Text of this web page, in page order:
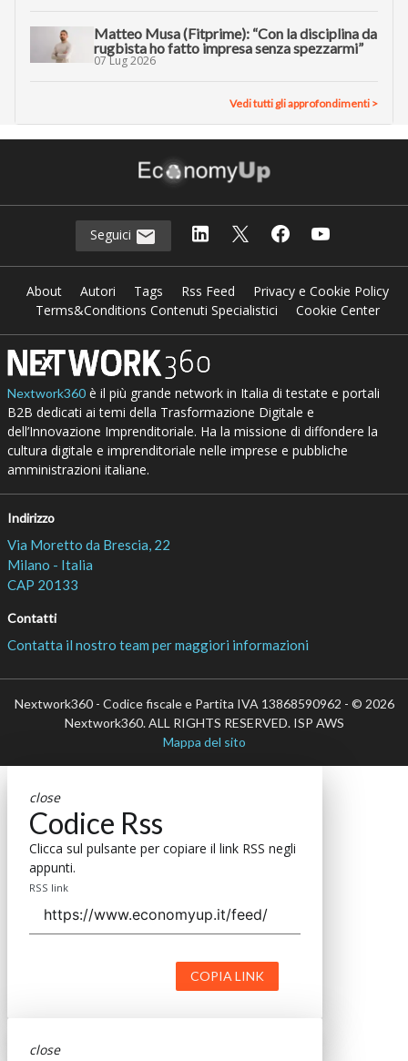
Matteo Musa (Fitprime): “Con la disciplina da
rugbista ho fatto impresa senza spezzarmi”
07 Lug 2026
Vedi tutti gli approfondimenti >
Seguici
About Autori Tags Rss Feed
Privacy e Cookie Policy
Terms&Conditions Contenuti Specialistici
Cookie Center
Nextwork360è il più grande network in Italia di testate e portali
B2B dedicati ai temi della Trasformazione Digitale e
dell’Innovazione Imprenditoriale. Ha la missione di diffondere la
cultura digitale e imprenditoriale nelle imprese e pubbliche
amministrazioni italiane.
Indirizzo
Via Moretto da Brescia, 22
Milano - Italia
CAP 20133
Contatti
Contatta il nostro team per maggiori informazioni
Nextwork360 - Codice fiscale e Partita IVA 13868590962 - © 2026
Nextwork360. ALL RIGHTS RESERVED. ISP AWS
Mappa del sito
close
Codice Rss
Clicca sul pulsante per copiare il link RSS negli
appunti.
RSS link
COPIA LINK
close